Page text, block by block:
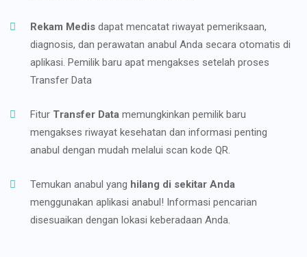
Rekam Medis dapat mencatat riwayat pemeriksaan,
diagnosis, dan perawatan anabul Anda secara otomatis di
aplikasi. Pemilik baru apat mengakses setelah proses
Transfer Data
Fitur Transfer Data memungkinkan pemilik baru
mengakses riwayat kesehatan dan informasi penting
anabul dengan mudah melalui scan kode QR.
Temukan anabul yang hilang di sekitar Anda
menggunakan aplikasi anabul! Informasi pencarian
disesuaikan dengan lokasi keberadaan Anda.